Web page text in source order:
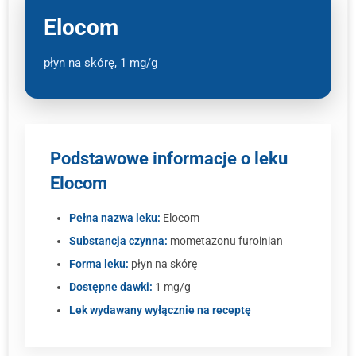
Elocom
płyn na skórę, 1 mg/g
Podstawowe informacje o leku
Elocom
Pełna nazwa leku: Elocom
Substancja czynna: mometazonu furoinian
Forma leku: płyn na skórę
Dostępne dawki: 1 mg/g
Lek wydawany wyłącznie na receptę